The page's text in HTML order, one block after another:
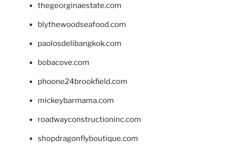
thegeorginaestate.com
blythewoodseafood.com
paolosdelibangkok.com
bobacove.com
phoone24brookfield.com
mickeybarmama.com
roadwayconstructioninc.com
shopdragonflyboutique.com